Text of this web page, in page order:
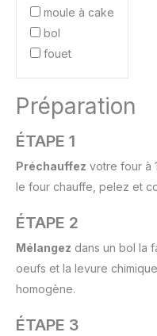
moule à cake
bol
fouet
Préparation
ÉTAPE 1
Préchauffez votre four à
le four chauffe, pelez et
ÉTAPE 2
Mélangez dans un bol la
oeufs et la levure
homogène.
ÉTAPE 3